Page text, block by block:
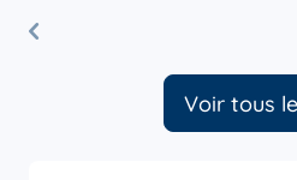
Voir tous